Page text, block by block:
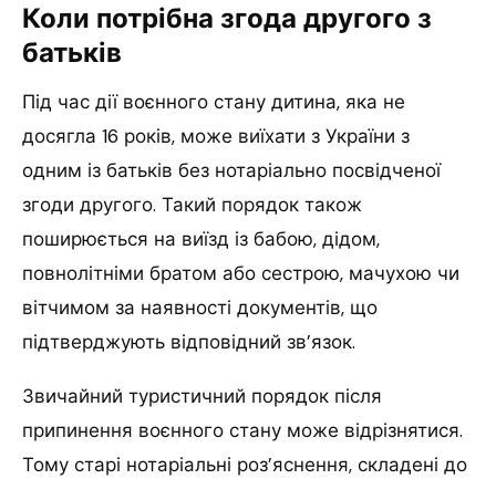
Коли потрібна згода другого з
батьків
Під час дії воєнного стану дитина, яка не
досягла 16 років, може виїхати з України з
одним із батьків без нотаріально посвідченої
згоди другого. Такий порядок також
поширюється на виїзд із бабою, дідом,
повнолітніми братом або сестрою, мачухою чи
вітчимом за наявності документів, що
підтверджують відповідний зв’язок.
Звичайний туристичний порядок після
припинення воєнного стану може відрізнятися.
Тому старі нотаріальні роз’яснення, складені до